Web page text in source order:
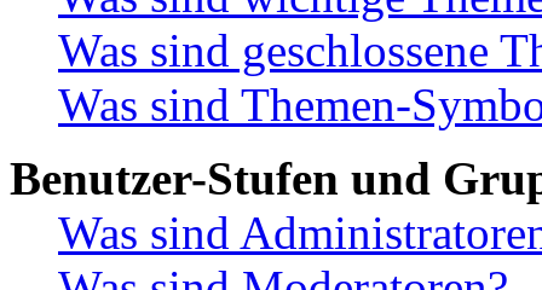
Was sind geschlossene
Was sind Themen-
Benutzer-Stufen und
Was sind